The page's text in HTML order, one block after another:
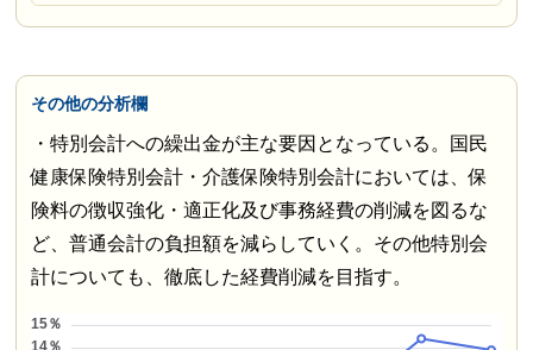
その他の分析欄
・特別会計への繰出金が主な要因となっている。国民
健康保険特別会計・介護保険特別会計においては、保
険料の徴収強化・適正化及び事務経費の削減を図るな
ど、普通会計の負担額を減らしていく。その他特別会
計についても、徹底した経費削減を目指す。